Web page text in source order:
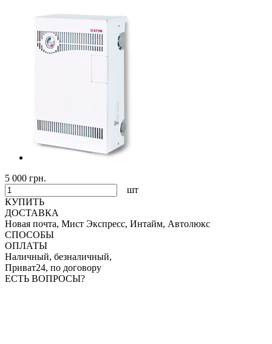
5 000 грн.
шт
КУПИТЬ
ДОСТАВКА
Новая почта, Мист Экспресс, Интайм, Автолюкс
СПОСОБЫ
ОПЛАТЫ
Наличный, безналичный,
Приват24, по договору
ЕСТЬ ВОПРОСЫ?